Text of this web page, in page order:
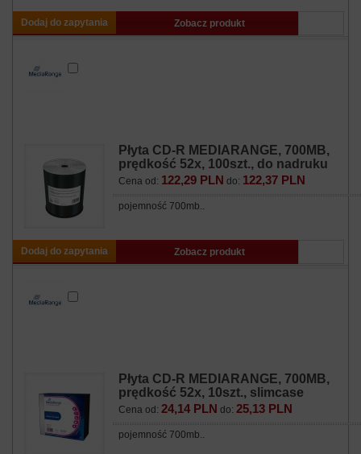
Dodaj do zapytania Zobacz produkt
Płyta CD-R MEDIARANGE, 700MB,
prędkość 52x, 100szt., do nadruku
Cena od: 122,29 PLN do: 122,37 PLN
pojemność 700mb..
Dodaj do zapytania Zobacz produkt
Płyta CD-R MEDIARANGE, 700MB,
prędkość 52x, 10szt., slimcase
Cena od: 24,14 PLN do: 25,13 PLN
pojemność 700mb..